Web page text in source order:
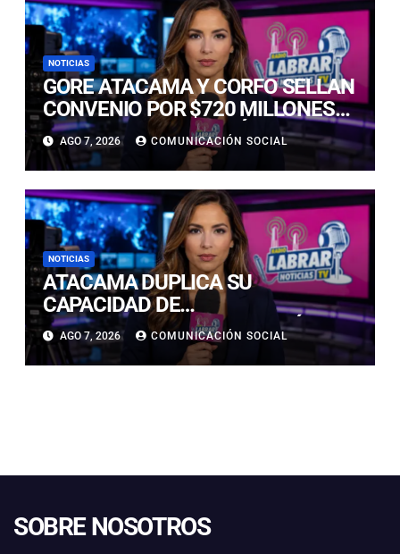
NOTICIAS
GORE ATACAMA Y CORFO SELLAN
CONVENIO POR $720 MILLONES
PARA LA REACTIVACIÓN
PRODUCTIVA DE LA REGIÓN
AGO 7, 2026 COMUNICACIÓN SOCIAL
NOTICIAS
ATACAMA DUPLICA SU
CAPACIDAD DE
ALMACENAMIENTO ENERGÉTICO
Y CONSOLIDA SU LIDERAZGO EN
LA TRANSICIÓN ENERGÉTICA
AGO 7, 2026 COMUNICACIÓN SOCIAL
SOBRE NOSOTROS